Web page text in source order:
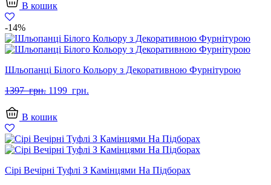
В кошик
-14%
Шльопанці Білого Кольору з Декоративною Фурнітурою
1397 грн. Оригінальна
грн..
1199 грн.
В кошик
Сірі Вечірні Туфлі З Камінцями На Підборах